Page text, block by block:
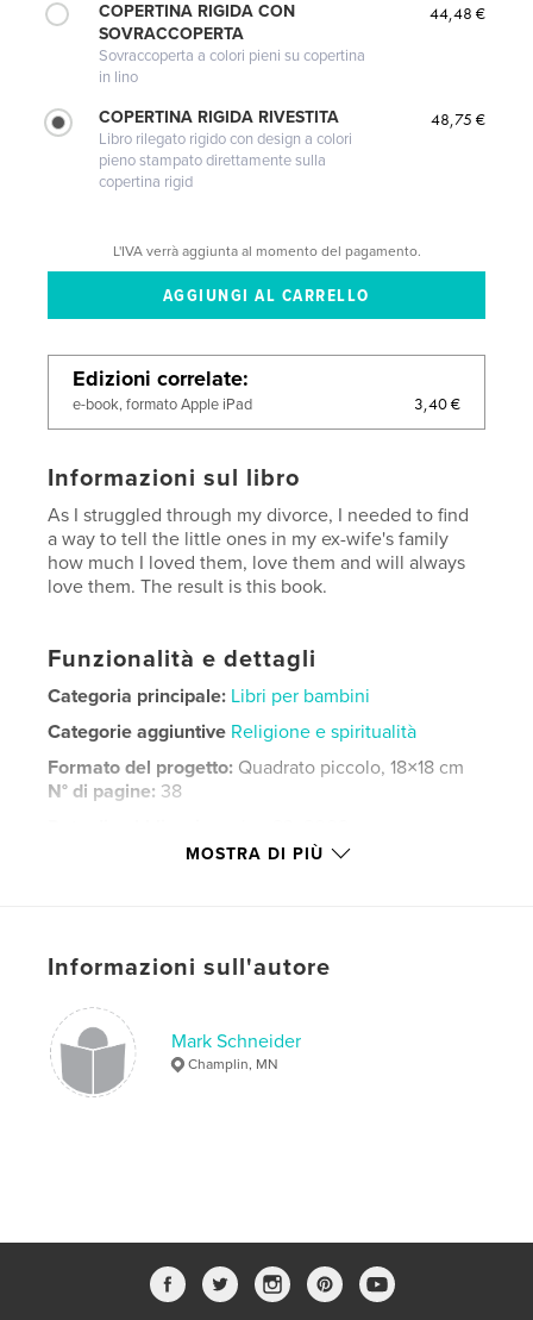
COPERTINA RIGIDA CON
SOVRACCOPERTA
Sovraccoperta a colori pieni su copertina
in lino
44,48 €
COPERTINA RIGIDA RIVESTITA
Libro rilegato rigido con design a colori
pieno stampato direttamente sulla
copertina rigid
48,75 €
L'IVA verrà aggiunta al momento del pagamento.
Edizioni correlate
e-book, formato Apple iPad 3,40 €
Informazioni sul libro
As I struggled through my divorce, I needed to find
a way to tell the little ones in my ex-wife's family
how much I loved them, love them and will always
love them. The result is this book.
Funzionalità e dettagli
Categoria principale: Libri per bambini
Categorie aggiuntive Religione e spiritualità
Formato del progetto: Quadrato piccolo, 18×18 cm
N° di pagine: 38
MOSTRA DI PIÙ
Informazioni sull'autore
Mark Schneider
Champlin, MN